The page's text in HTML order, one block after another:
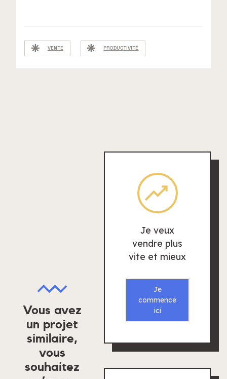
VENTE PRODUCTIVITÉ
Vous avez
un projet
similaire,
vous
souhaitez
Je veux
vendre plus
vite et mieux
Je
commence
ici